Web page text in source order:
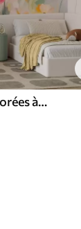
Champ abstrait de fleurs colorées à longues tiges et feuilles vertes, texturé, couleurs pastel et claires